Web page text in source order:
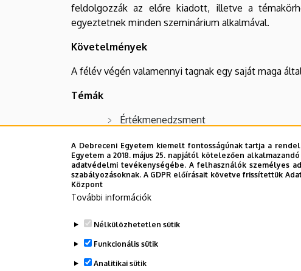
feldolgozzák az előre kiadott, illetve a
egyeztetnek minden szeminárium alkalmával.
Követelmények
A félév végén valamennyi tagnak egy saját maga
Témák
Értékmenedzsment
Marketingstratégiák és tendenciák
Kommunikációs csatornák
Marketing és kommunikáció kapcsolata a
Motivációkutatás
Teljesítmény és versenyhelyzet
A Debreceni Egyetem kiemelt fontosságúnak tartja a
Egyetem a 2018. május 25. napjától kötelezően
adatvédelmi tevékenységébe. A felhasználók személyes
szabályozásoknak. A GDPR előírásait követve frissítettük
Központ
További információk
Nélkülözhetetlen sütik
Funkcionális sütik
Analitikai sütik